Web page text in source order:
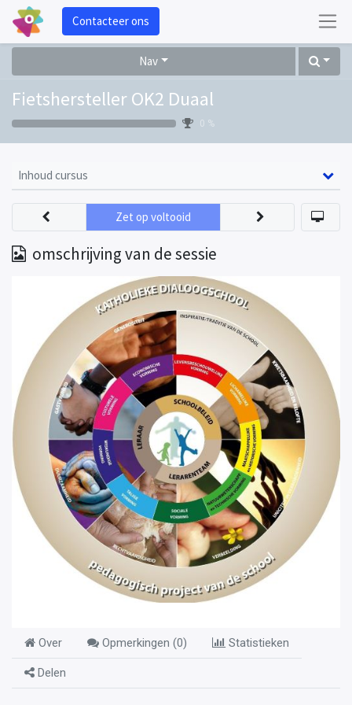
Contacteer ons
Nav
Fietshersteller OK2 Duaal
0 %
Inhoud cursus
omschrijving van de sessie
Zet op voltooid
Over Opmerkingen (0) Statistieken
Delen